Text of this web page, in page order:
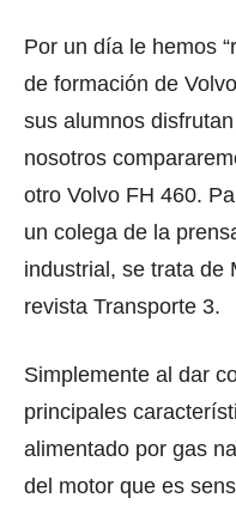
Por un día le hemos
de formación de
sus alumnos
nosotros
otro Volvo FH 460.
un colega de la
industrial, se trata de
revista Transporte 3.
Simplemente al dar
principales
alimentado por gas
del motor que es